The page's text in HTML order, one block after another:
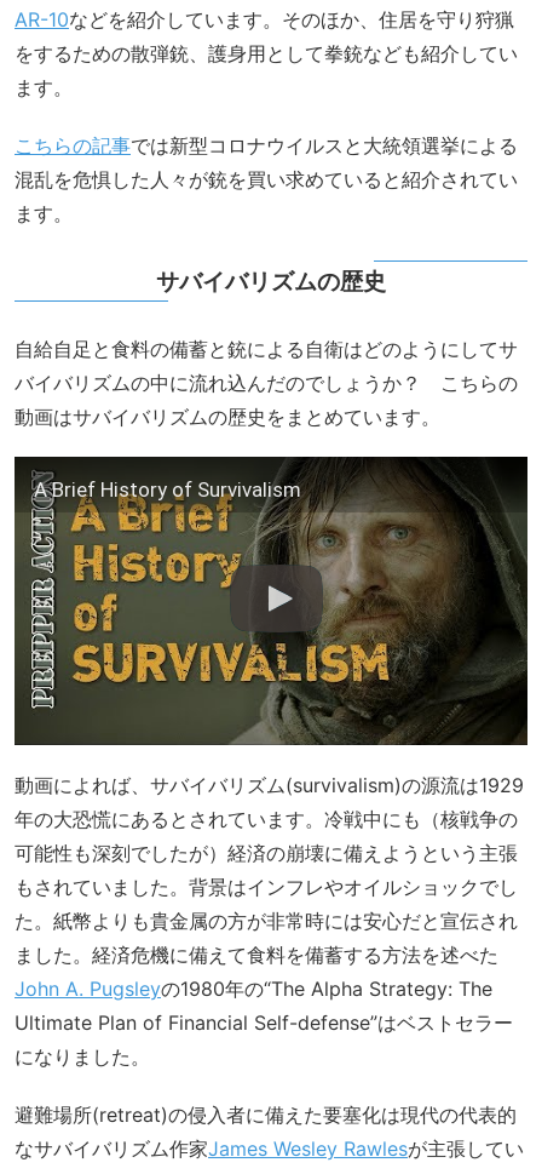
AR-10などを紹介しています。そのほか、住居を守り狩猟
をするための散弾銃、護身用として拳銃なども紹介してい
ます。
こちらの記事では新型コロナウイルスと大統領選挙による
混乱を危惧した人々が銃を買い求めていると紹介されてい
ます。
サバイバリズムの歴史
自給自足と食料の備蓄と銃による自衛はどのようにしてサ
バイバリズムの中に流れ込んだのでしょうか？ こちらの
動画はサバイバリズムの歴史をまとめています。
A Brief History of Survivalism
動画によれば、サバイバリズム(survivalism)の源流は1929
年の大恐慌にあるとされています。冷戦中にも（核戦争の
可能性も深刻でしたが）経済の崩壊に備えようという主張
もされていました。背景はインフレやオイルショックでし
た。紙幣よりも貴金属の方が非常時には安心だと宣伝され
ました。経済危機に備えて食料を備蓄する方法を述べた
John A. Pugsleyの1980年の“The Alpha Strategy: The
Ultimate Plan of Financial Self-defense”はベストセラー
になりました。
避難場所(retreat)の侵入者に備えた要塞化は現代の代表的
なサバイバリズム作家James Wesley Rawlesが主張してい